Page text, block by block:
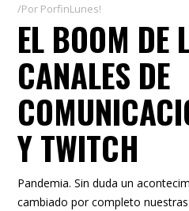
Por PorfinLunes!
EL BOOM DE
CANALES DE
Y TWITCH
Pandemia. Sin duda un
cambiado por completo